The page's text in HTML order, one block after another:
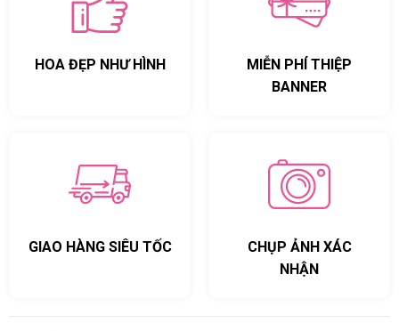
HOA ĐẸP NHƯ HÌNH
MIỄN PHÍ THIỆP
BANNER
GIAO HÀNG SIÊU TỐC
CHỤP ẢNH XÁC
NHẬN